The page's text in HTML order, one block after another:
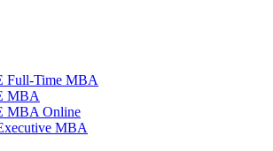
Full-Time MBA
MBA
MBA Online
MBA